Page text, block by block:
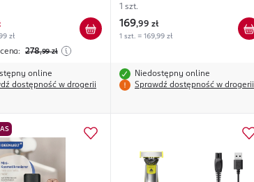
+ 1 nakładka 5w1
zł
278,99 zł
online
dostępność w drogerii
wkład + 3 nakładki, QP2724/23
1 szt.
169,99 zł
1 szt. = 169,99 zł
Niedostępny online
Sprawdź dostępność w drogerii